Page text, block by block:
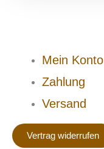
Mein Konto
Zahlung
Versand
Vertrag widerrufen